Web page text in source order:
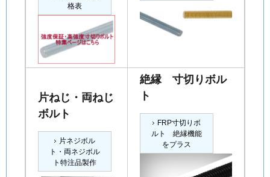
格表
片ねじ・両ねじ
ボルト
片ネジボル
ト・両ネジボル
ト特注品製作
絶縁 寸切りボル
ト
FRP寸切りボ
ルト 絶縁機能
をプラス